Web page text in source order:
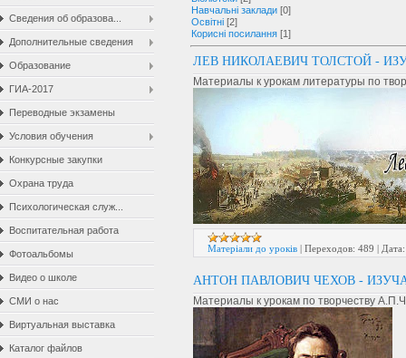
Сведения об образова...
Дополнительные сведения
Образование
ГИА-2017
Переводные экзамены
Условия обучения
Конкурсные закупки
Охрана труда
Психологическая служ...
Воспитательная работа
Фотоальбомы
Видео о школе
СМИ о нас
Виртуальная выставка
Каталог файлов
Навчальні заклади [0]
Освітні [2]
Корисні посилання [1]
ЛЕВ НИКОЛАЕВИЧ ТОЛСТОЙ -
Материалы к урокам литературы по
Матеріали до уроків Переходов: 489 Дата:
АНТОН ПАВЛОВИЧ ЧЕХОВ -
Материалы к урокам по творчеству